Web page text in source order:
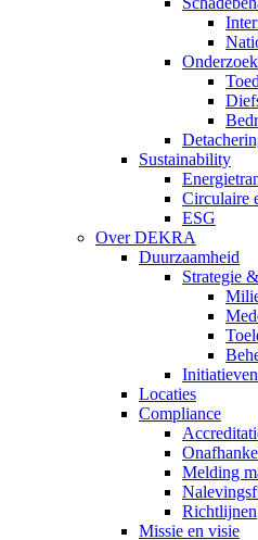
Onderzoek
Sustainability
Circulaire
ESG
Over DEKRA
Duurzaamheid
Strategie
Locaties
Compliance
Melding
Richtlijnen
Missie en visie